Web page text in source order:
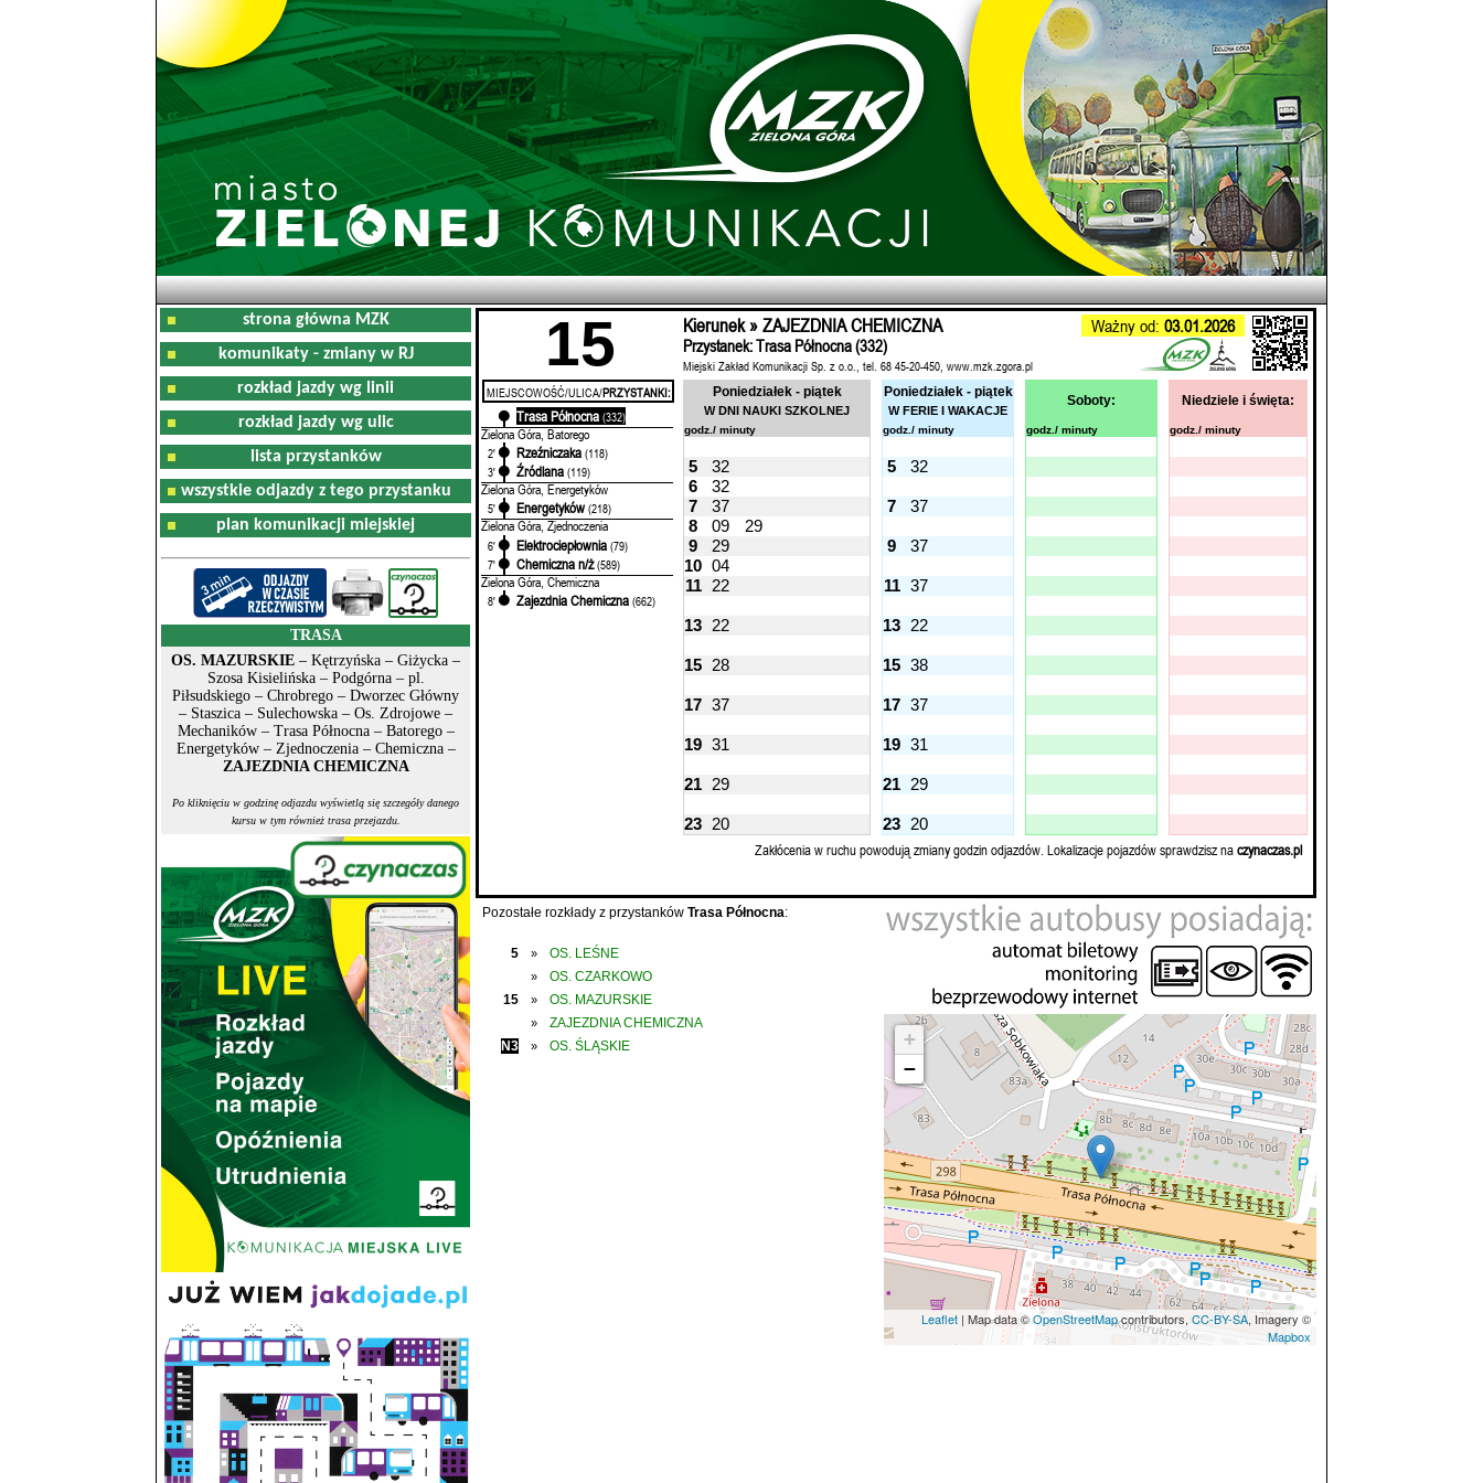
strona główna MZK
komunikaty - zmiany w RJ
rozkład jazdy wg linii
rozkład jazdy wg ulic
lista przystanków
wszystkie odjazdy z tego przystanku
plan komunikacji miejskiej
TRASA
OS. MAZURSKIE – Kętrzyńska – Giżycka –
Szosa Kisielińska – Podgórna – pl.
Piłsudskiego – Chrobrego – Dworzec Główny
– Staszica – Sulechowska – Os. Zdrojowe –
Mechaników – Trasa Północna – Batorego –
Energetyków – Zjednoczenia – Chemiczna –
ZAJEZDNIA CHEMICZNA
Po kliknięciu w godzinę odjazdu wyświetlą się szczegóły danego
kursu w tym również trasa przejazdu.
15 Kierunek » ZAJEZDNIA CHEMICZNA Ważny od: 03.01.2026
Przystanek: Trasa Północna (332)
Miejski Zakład Komunikacji Sp. z o.o., tel. 68 45-20-450, www.mzk.zgora.pl
MIEJSCOWOŚĆ/ULICA/PRZYSTANKI:
Trasa Północna (332)
Zielona Góra, Batorego
2' Rzeźniczaka (118)
3'
Źródlana (119)
Zielona Góra, Energetyków
5' Energetyków (218)
Zielona Góra, Zjednoczenia
6' Elektrociepłownia (79)
7'
Chemiczna n/ż (589)
Zielona Góra, Chemiczna
8' Zajezdnia Chemiczna (662)
Poniedziałek - piątek
W DNI NAUKI SZKOLNEJ
Poniedziałek - piątek
W FERIE I WAKACJE
Soboty: Niedziele i święta:
godz./ minuty godz./ minuty godz./ minuty godz./ minuty
5 32 5
32
6
32
7
37 7
37
8
09
29
9
29 9
37
10 04
11
22 11 37
13 22 13 22
15 28 15 38
17 37 17 37
19 31 19 31
21 29 21 29
23 20 23 20
Zakłócenia w ruchu powodują zmiany godzin odjazdów. Lokalizacje pojazdów sprawdzisz naczynaczas.pl
Pozostałe rozkłady z przystanków Trasa Północna:
5 » OS. LEŚNE
»
OS. CZARKOWO
15
» OS. MAZURSKIE
»
ZAJEZDNIA CHEMICZNA
N3
» OS. ŚLĄSKIE
+
−
Leaflet | Map data ©OpenStreetMapcontributors, CC-BY-SA, Imagery ©
Mapbox